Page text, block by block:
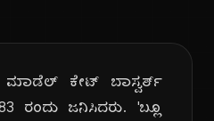
ಕೇಟ್ ಬಾಸ್ವರ್ತ್
ರಂದು ಜನಿಸಿದರು. 'ಬ್ಲೂ